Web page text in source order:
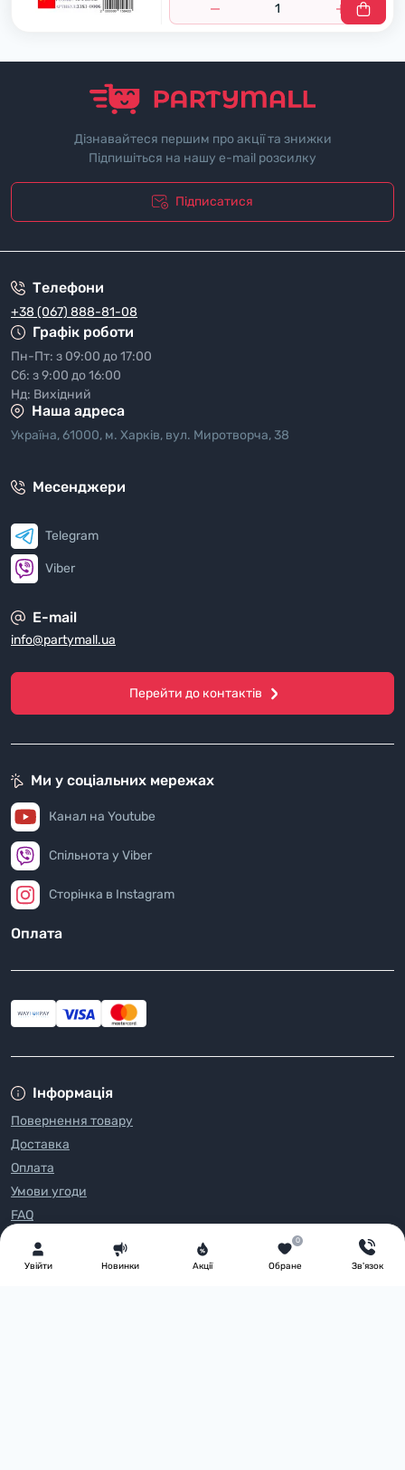
Увiйти Новинки Акції Обране
0
Зв'язок
Дізнавайтеся першим про акції та знижки
Підпишіться на нашу e-mail розсилку
Підписатися
Телефони
+38 (067) 888-81-08
Графік роботи
Пн-Пт: з 09:00 до 17:00
Сб: з 9:00 до 16:00
Нд: Вихідний
Наша адреса
Україна, 61000, м. Харків, вул. Миротворча, 38
Месенджери
Telegram
Viber
E-mail
info@partymall.ua
Перейти до контактів
Інформація
Повернення товару
Доставка
Оплата
Умови угоди
FAQ
Про нас
Блог
Ми у соціальних мережах
Канал на Youtube
Спільнота у Viber
Сторінка в Instagram
Оплата